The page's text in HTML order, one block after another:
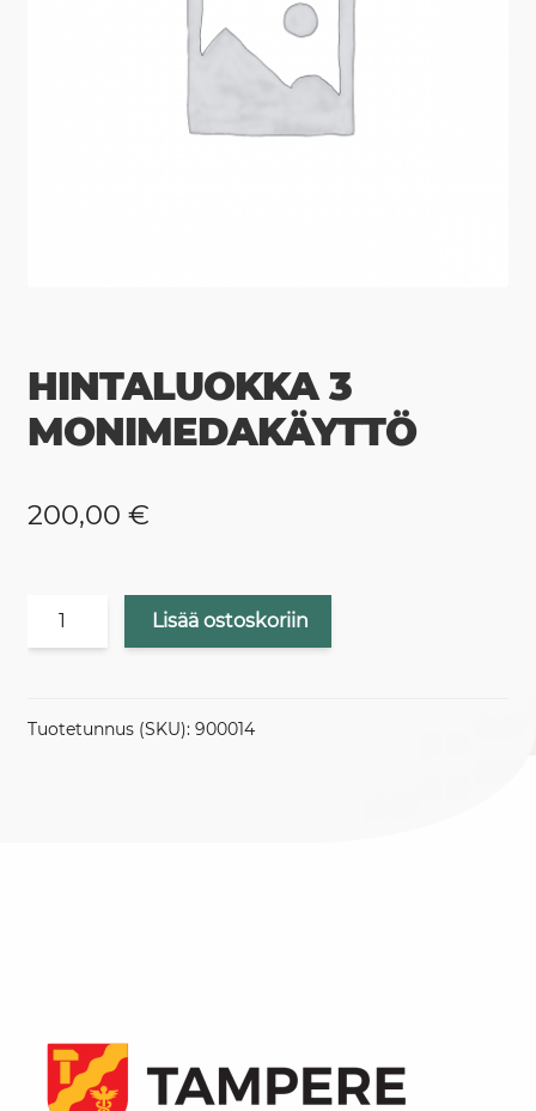
HINTALUOKKA 3
MONIMEDAKÄYTTÖ
200,00 €
Hintaluokka
Lisää ostoskoriin
Tuotetunnus (SKU): 900014